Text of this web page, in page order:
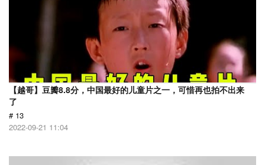
【越哥】豆瓣8.8分，中国最好的儿童片之一，可惜再也拍不出来
了
# 13
2022-09-21 11:04